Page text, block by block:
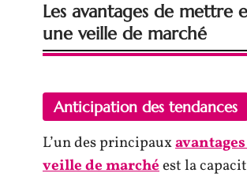
Les avantages de mettre
une veille de marché
Anticipation des tendances
L’un des principaux
veille de marchéest la